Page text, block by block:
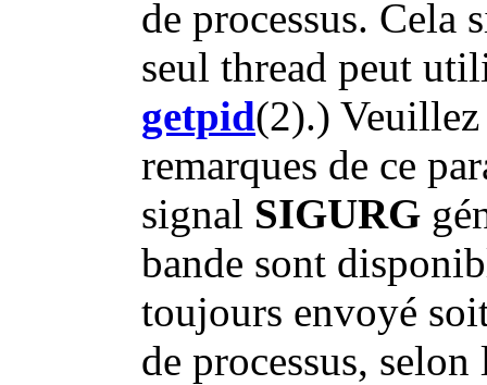
de processus. Cela
seul thread peut
getpid(2).)
remarques de ce
signal SIGURG
bande sont
toujours envoyé
de processus,